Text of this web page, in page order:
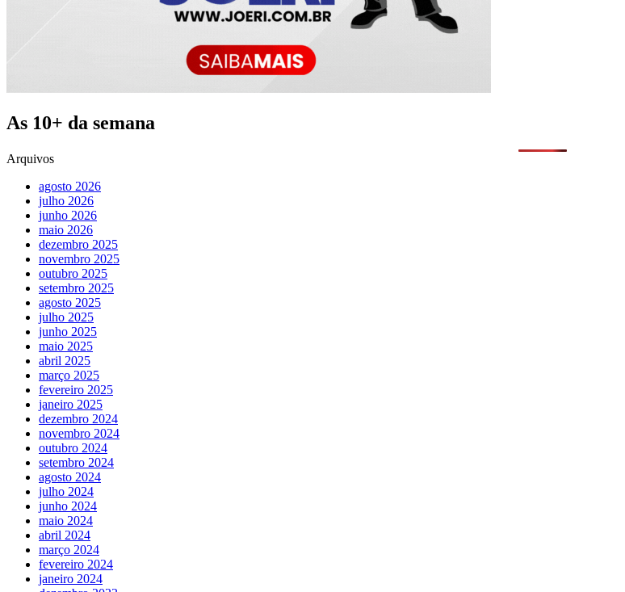
As 10+ da semana
Arquivos
agosto 2026
julho 2026
junho 2026
maio 2026
dezembro 2025
novembro 2025
outubro 2025
setembro 2025
agosto 2025
julho 2025
junho 2025
maio 2025
abril 2025
março 2025
fevereiro 2025
janeiro 2025
dezembro 2024
novembro 2024
outubro 2024
setembro 2024
agosto 2024
julho 2024
junho 2024
maio 2024
abril 2024
março 2024
fevereiro 2024
janeiro 2024